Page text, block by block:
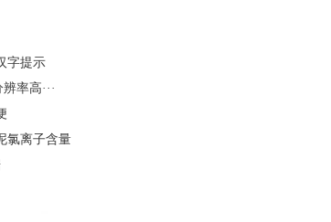
字提示
率高···
便
氯离子含量